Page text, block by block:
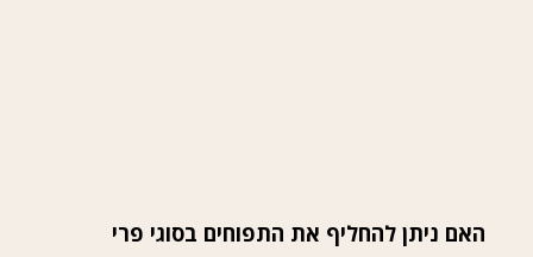
האם ניתן להחליף את התפוחים בסוגי פרי